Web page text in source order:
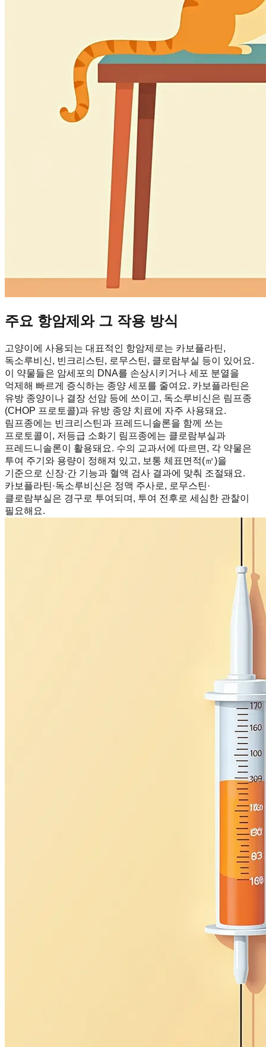
주요 항암제와 그 작용 방식
고양이에 사용되는 대표적인 항암제로는 카보플라틴,
독소루비신, 빈크리스틴, 로무스틴, 클로람부실 등이 있어요.
이 약물들은 암세포의 DNA를 손상시키거나 세포 분열을
억제해 빠르게 증식하는 종양 세포를 줄여요. 카보플라틴은
유방 종양이나 결장 선암 등에 쓰이고, 독소루비신은 림프종
(CHOP 프로토콜)과 유방 종양 치료에 자주 사용돼요.
림프종에는 빈크리스틴과 프레드니솔론을 함께 쓰는
프로토콜이, 저등급 소화기 림프종에는 클로람부실과
프레드니솔론이 활용돼요. 수의 교과서에 따르면, 각 약물은
투여 주기와 용량이 정해져 있고, 보통 체표면적(㎡)을
기준으로 신장·간 기능과 혈액 검사 결과에 맞춰 조절돼요.
카보플라틴·독소루비신은 정맥 주사로, 로무스틴·
클로람부실은 경구로 투여되며, 투여 전후로 세심한 관찰이
필요해요.